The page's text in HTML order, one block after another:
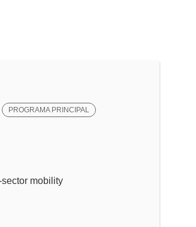
PROGRAMA PRINCIPAL
mobility